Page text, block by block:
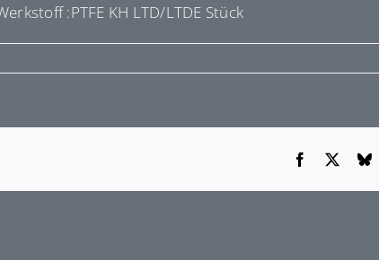
:PTFE KH LTD/LTDE Stück
Facebook